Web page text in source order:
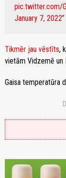
pic.twitter.com/
January 7, 2022
Tikmēr jau vēstīts,
vietām Vidzemē un
Gaisa temperatūra